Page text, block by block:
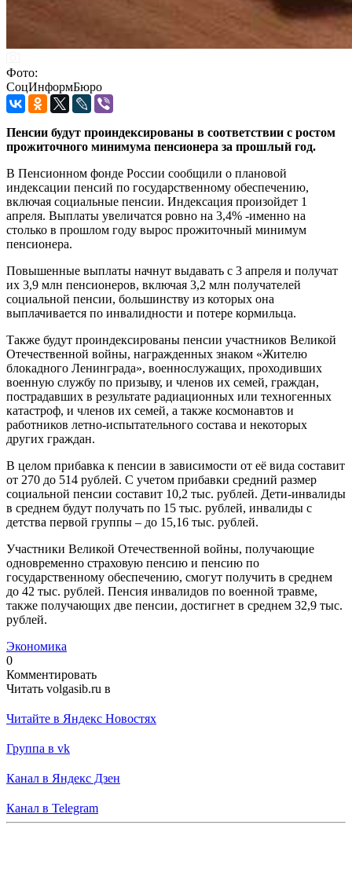
Фото:
СоцИнформБюро
Пенсии будут проиндексированы в соответствии с ростом
прожиточного минимума пенсионера за прошлый год.
В Пенсионном фонде России сообщили о плановой
индексации пенсий по государственному обеспечению,
включая социальные пенсии. Индексация произойдет 1
апреля. Выплаты увеличатся ровно на 3,4% -именно на
столько в прошлом году вырос прожиточный минимум
пенсионера.
Повышенные выплаты начнут выдавать с 3 апреля и получат
их 3,9 млн пенсионеров, включая 3,2 млн получателей
социальной пенсии, большинству из которых она
выплачивается по инвалидности и потере кормильца.
Также будут проиндексированы пенсии участников Великой
Отечественной войны, награжденных знаком «Жителю
блокадного Ленинграда», военнослужащих, проходивших
военную службу по призыву, и членов их семей, граждан,
пострадавших в результате радиационных или техногенных
катастроф, и членов их семей, а также космонавтов и
работников летно-испытательного состава и некоторых
других граждан.
В целом прибавка к пенсии в зависимости от её вида составит
от 270 до 514 рублей. С учетом прибавки средний размер
социальной пенсии составит 10,2 тыс. рублей. Дети-инвалиды
в среднем будут получать по 15 тыс. рублей, инвалиды с
детства первой группы – до 15,16 тыс. рублей.
Участники Великой Отечественной войны, получающие
одновременно страховую пенсию и пенсию по
государственному обеспечению, смогут получить в среднем
до 42 тыс. рублей. Пенсия инвалидов по военной травме,
также получающих две пенсии, достигнет в среднем 32,9 тыс.
рублей.
Экономика
0
Комментировать
Читать volgasib.ru в
Читайте в Яндекс Новостях
Группа в vk
Канал в Яндекс Дзен
Канал в Telegram